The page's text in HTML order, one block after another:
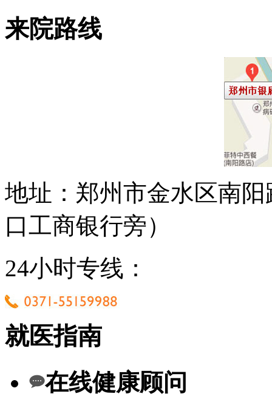
来院路线
地址：郑州市金水区南
口工商银行旁）
24小时专线：
就医指南
在线健康顾问